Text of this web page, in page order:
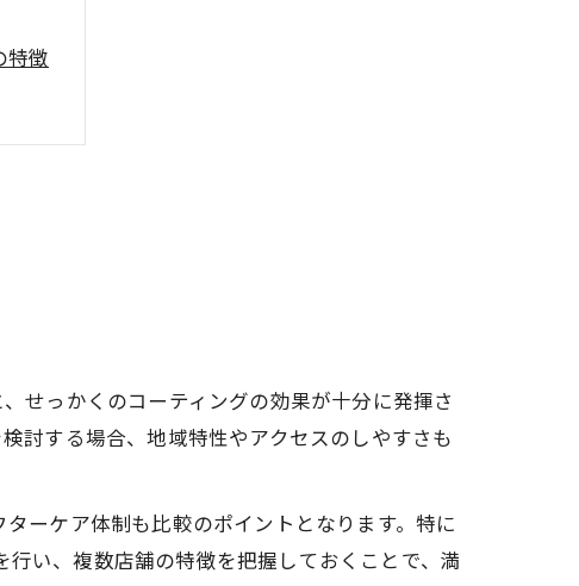
特徴
せっかくのコーティングの効果が十分に発揮さ
討する場合、地域特性やアクセスのしやすさも
ーケア体制も比較のポイントとなります。特に
い、複数店舗の特徴を把握しておくことで、満